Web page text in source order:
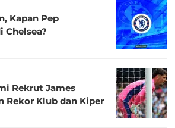
Kapan Pep
Chelsea?
Rekrut James
Rekor Klub dan Kiper